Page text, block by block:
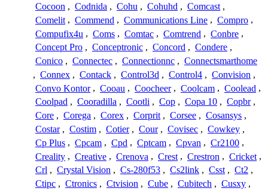
Cocoon , Codnida , Cohu , Cohuhd , Comcast ,
Comelit , Commend , Communications Line , Compro ,
Compufix4u , Coms , Comtac , Comtrend , Conbre ,
Concept Pro , Conceptronic , Concord , Condere ,
Conico , Connectec , Connectionnc , Connectsmarthome
, Connex , Contack , Control3d , Control4 , Convision ,
Convo Kontor , Cooau , Coocheer , Coolcam , Coolead ,
Coolpad , Cooradilla , Cootli , Cop , Copa 10 , Copbr ,
Core , Corega , Corex , Corprit , Corsee , Cosansys ,
Costar , Costim , Cotier , Cour , Covisec , Cowkey ,
Cp Plus , Cpcam , Cpd , Cptcam , Cpvan , Cr2100 ,
Creality , Creative , Crenova , Crest , Crestron , Cricket ,
Crl , Crystal Vision , Cs-280f53 , Cs2link , Csst , Ct2 ,
Ctipc , Ctronics , Ctvision , Cube , Cubitech , Cusxy ,